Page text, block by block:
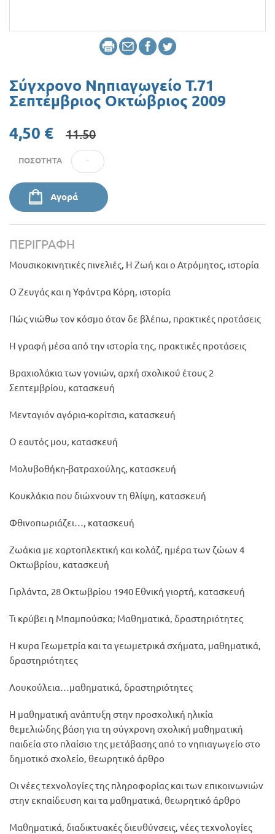
Σύγχρονο Νηπιαγωγείο Τ.71
Σεπτέμβριος Οκτώβριος 2009
4,50 € 11.50
ΠΟΣΌΤΗΤΑ
Αγορά
ΠΕΡΙΓΡΑΦΉ
Μουσικοκινητικές πινελιές, Η Ζωή και ο Ατρόμητος, ιστορία
Ο Ζευγάς και η Υφάντρα Κόρη, ιστορία
Πώς νιώθω τον κόσμο όταν δε βλέπω, πρακτικές προτάσεις
Η γραφή μέσα από την ιστορία της, πρακτικές προτάσεις
Βραχιολάκια των γονιών, αρχή σχολικού έτους 2
Σεπτεμβρίου, κατασκευή
Μενταγιόν αγόρια-κορίτσια, κατασκευή
Ο εαυτός μου, κατασκευή
Μολυβοθήκη-βατραχούλης, κατασκευή
Κουκλάκια που διώχνουν τη θλίψη, κατασκευή
Φθινοπωριάζει…, κατασκευή
Ζωάκια με χαρτοπλεκτική και κολάζ, ημέρα των ζώων 4
Οκτωβρίου, κατασκευή
Γιρλάντα, 28 Οκτωβρίου 1940 Εθνική γιορτή, κατασκευή
Τι κρύβει η Μπαμπούσκα; Μαθηματικά, δραστηριότητες
Η κυρα Γεωμετρία και τα γεωμετρικά σχήματα, μαθηματικά,
δραστηριότητες
Λουκούλεια…μαθηματικά, δραστηριότητες
Η μαθηματική ανάπτυξη στην προσχολική ηλικία
θεμελιώδης βάση για τη σύγχρονη σχολική μαθηματική
παιδεία στο πλαίσιο της μετάβασης από το νηπιαγωγείο στο
δημοτικό σχολείο, θεωρητικό άρθρο
Οι νέες τεχνολογίες της πληροφορίας και των επικοινωνιών
στην εκπαίδευση και τα μαθηματικά, θεωρητικό άρθρο
Μαθηματικά, διαδικτυακές διευθύνσεις, νέες τεχνολογίες